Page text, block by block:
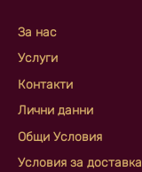
За нас
Услуги
Контакти
Лични данни
Общи Условия
Условия за доставка